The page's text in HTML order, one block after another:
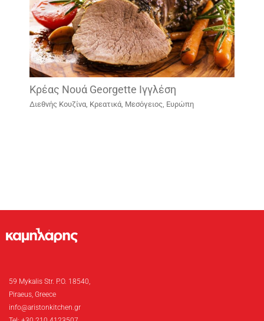
Κρέας Νουά Georgette Ιγγλέση
Διεθνής Κουζίνα, Κρεατικά, Μεσόγειος, Ευρώπη
59 Mykalis Str. P.O. 18540,
Piraeus, Greece
info@aristonkitchen.gr